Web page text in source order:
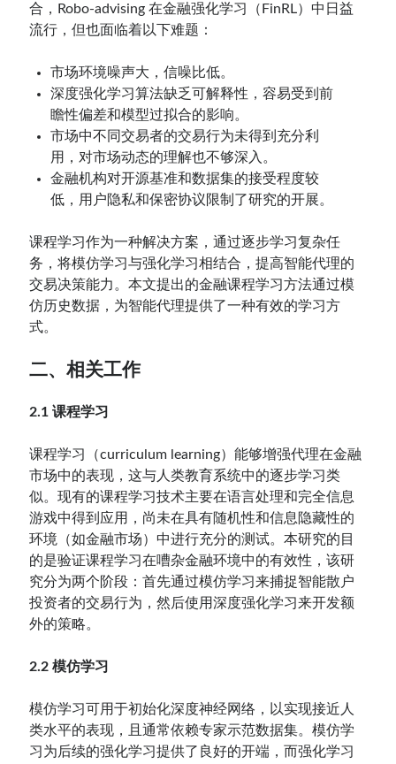
网站备案号：鄂ICP备2024064768号
合，Robo-advising 在金融强化学习（FinRL）中日益
流行，但也面临着以下难题：
市场环境噪声大，信噪比低。
深度强化学习算法缺乏可解释性，容易受到前
瞻性偏差和模型过拟合的影响。
市场中不同交易者的交易行为未得到充分利
用，对市场动态的理解也不够深入。
金融机构对开源基准和数据集的接受程度较
低，用户隐私和保密协议限制了研究的开展。
课程学习作为一种解决方案，通过逐步学习复杂任
务，将模仿学习与强化学习相结合，提高智能代理的
交易决策能力。本文提出的金融课程学习方法通过模
仿历史数据，为智能代理提供了一种有效的学习方
式。
二、相关工作
2.1 课程学习
课程学习（curriculum learning）能够增强代理在金融
市场中的表现，这与人类教育系统中的逐步学习类
似。现有的课程学习技术主要在语言处理和完全信息
游戏中得到应用，尚未在具有随机性和信息隐藏性的
环境（如金融市场）中进行充分的测试。本研究的目
的是验证课程学习在嘈杂金融环境中的有效性，该研
究分为两个阶段：首先通过模仿学习来捕捉智能散户
投资者的交易行为，然后使用深度强化学习来开发额
外的策略。
2.2 模仿学习
模仿学习可用于初始化深度神经网络，以实现接近人
类水平的表现，且通常依赖专家示范数据集。模仿学
习为后续的强化学习提供了良好的开端，而强化学习